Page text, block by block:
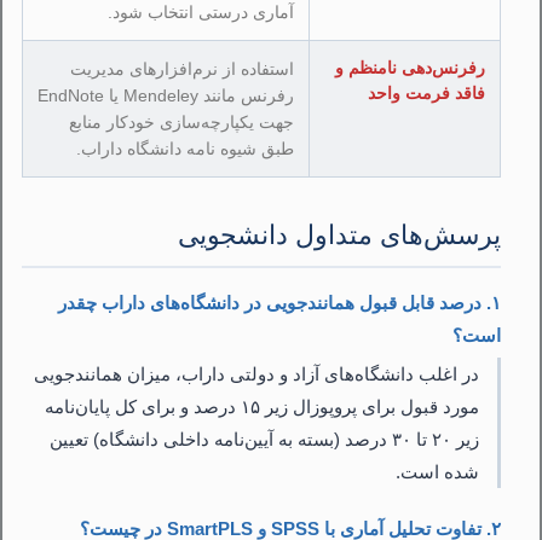
آماری درستی انتخاب شود.
رفرنس‌دهی نامنظم و
فاقد فرمت واحد
استفاده از نرم‌افزارهای مدیریت
رفرنس مانند Mendeley یا EndNote
جهت یکپارچه‌سازی خودکار منابع
طبق شیوه نامه دانشگاه داراب.
پرسش‌های متداول دانشجویی
۱. درصد قابل قبول همانندجویی در دانشگاه‌های داراب چقدر
است؟
در اغلب دانشگاه‌های آزاد و دولتی داراب، میزان همانندجویی
مورد قبول برای پروپوزال زیر ۱۵ درصد و برای کل پایان‌نامه
زیر ۲۰ تا ۳۰ درصد (بسته به آیین‌نامه داخلی دانشگاه) تعیین
شده است.
۲. تفاوت تحلیل آماری با SPSS و SmartPLS در چیست؟